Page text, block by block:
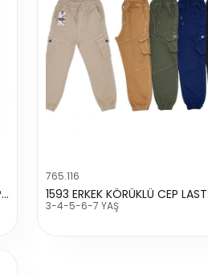
7-180 OKUL LACİVERT KARGO CEPLİ PANTALON
765.116
3-4-5-6-7 YAŞ